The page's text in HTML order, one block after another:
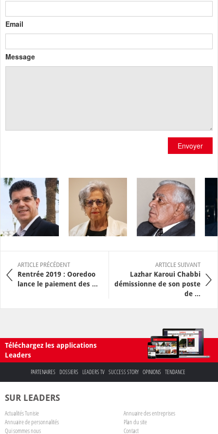
Email
Message
Envoyer
ARTICLE PRÉCÉDENT
Rentrée 2019 : Ooredoo
lance le paiement des ...
ARTICLE SUIVANT
Lazhar Karoui Chabbi
démissionne de son poste
de ...
Téléchargez les applications
Leaders
PARTENAIRES DOSSIERS LEADERS TV SUCCESS STORY OPINIONS TENDANCE
SUR LEADERS
Actualités Tunisie
Annuaire des entreprises
Annuaire de personnalités
Plan du site
Qui sommes nous
Contact